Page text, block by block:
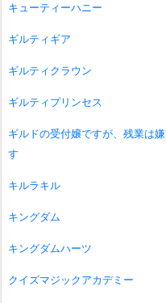
キューティーハニー
ギルティギア
ギルティクラウン
ギルティプリンセス
ギルドの受付嬢ですが、残業は
す
キルラキル
キングダム
キングダムハーツ
クイズマジックアカデミー